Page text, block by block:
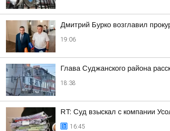
Дмитрий Бурко возглавил
19:06
Глава Суджанского района
18:38
RT: Суд взыскал с компании
16:45